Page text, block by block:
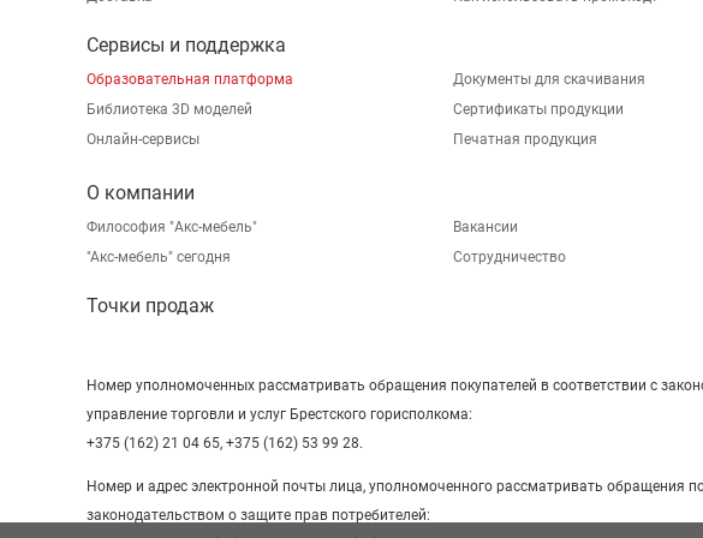
Сервисы и поддержка
Образовательная платформа
Библиотека 3D моделей
Онлайн-сервисы
Документы для скачивания
Сертификаты продукции
Печатная продукция
О компании
Философия "Акс-мебель"
"Aкс-мебель" сегодня
Вакансии
Сотрудничество
Точки продаж
Номер уполномоченных рассматривать обращения покупателей в соответствии с
управление торговли и услуг Брестского горисполкома:
+375 (162) 21 04 65, +375 (162) 53 99 28.
Номер и адрес электронной почты лица, уполномоченного рассматривать обращения
законодательством о защите прав потребителей: